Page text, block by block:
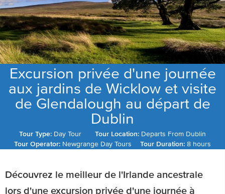
Excursion privée d'une journée
aux jardins de Wicklow et visite
de Glendalough au départ de
Dublin
Tour Type: Day Tour Tour Location: Departs From Dublin
Tour Operator: Newgrange Day Tours Tour Duration:8 hours
Découvrez le meilleur de l'Irlande ancestrale
lors d'une excursion privée d'une journée à